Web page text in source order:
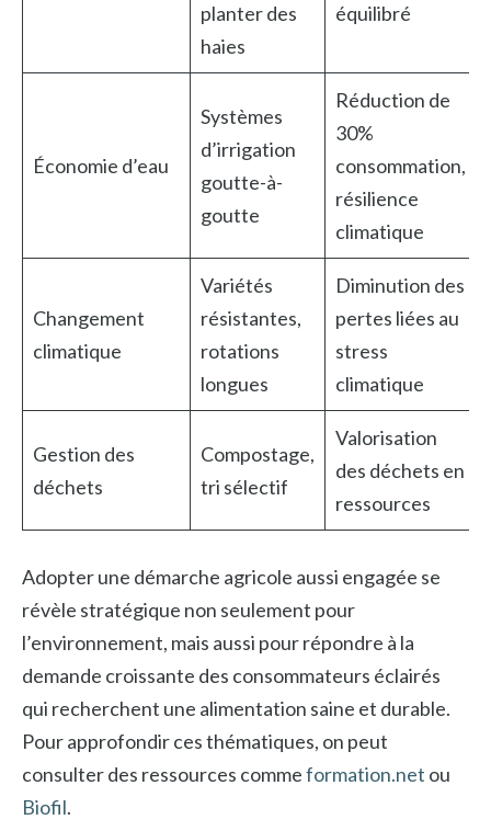
planter des
haies
équilibré
Économie d’eau
Systèmes
d’irrigation
goutte-à-
goutte
Réduction de
30%
consommation,
résilience
climatique
Changement
climatique
Variétés
résistantes,
rotations
longues
Diminution des
pertes liées au
stress
climatique
Gestion des
déchets
Compostage,
tri sélectif
Valorisation
des déchets en
ressources
Adopter une démarche agricole aussi engagée se
révèle stratégique non seulement pour
l’environnement, mais aussi pour répondre à la
demande croissante des consommateurs éclairés
qui recherchent une alimentation saine et durable.
Pour approfondir ces thématiques, on peut
consulter des ressources commeformation.net ou
Biofil.